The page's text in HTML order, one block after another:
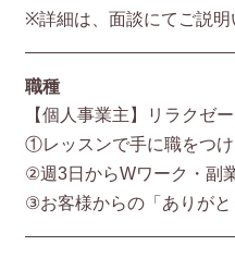
※詳細は、面談にてご説明
職種
【個人事業主】リラクゼ
①レッスンで手に職をつけ
②週3日からWワーク・副
③お客様からの「ありがと